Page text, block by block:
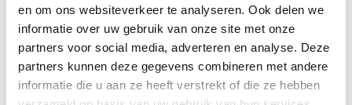
en om ons websiteverkeer te analyseren. Ook delen we
informatie over uw gebruik van onze site met onze
partners voor social media, adverteren en analyse. Deze
partners kunnen deze gegevens combineren met andere
informatie die u aan ze heeft verstrekt of die ze hebben
Material:
Rubber, Metaal
Artikel nummer:
539900